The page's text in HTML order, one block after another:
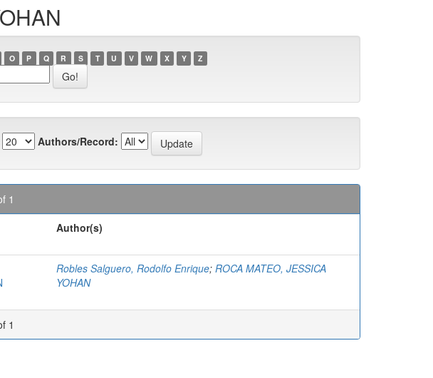
O P Q R S T U V W X Y Z
Authors/Record:
1
Author(s)
Robles Salguero, Rodolfo Enrique; ROCA MATEO, JESSICA
YOHAN
1